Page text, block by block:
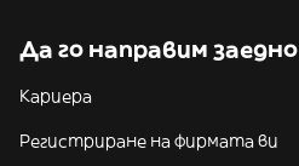
Да го направим заедно
Кариера
Регистриране на фирмата ви